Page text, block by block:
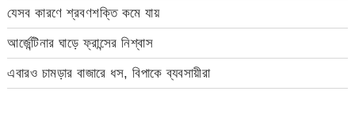
যেসব কারণে শ্রবণশক্তি কমে যায়
আর্জেন্টিনার ঘাড়ে ফ্রান্সের নিশ্বাস
এবারও চামড়ার বাজারে ধস, বিপাকে ব্যবসায়ীরা